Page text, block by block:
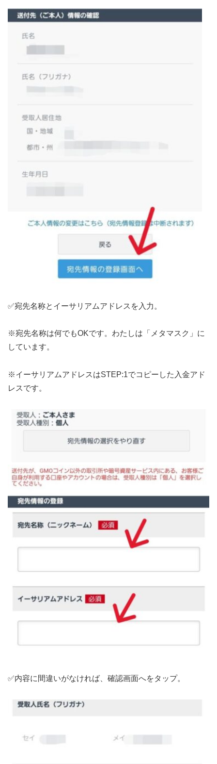
✅宛先名称とイーサリアムアドレスを入力。
※宛先名称は何でもOKです。わたしは「メタマスク」に
しています。
※イーサリアムアドレスはSTEP:1でコピーした入金アド
レスです。
✅内容に間違いがなければ、確認画面へをタップ。